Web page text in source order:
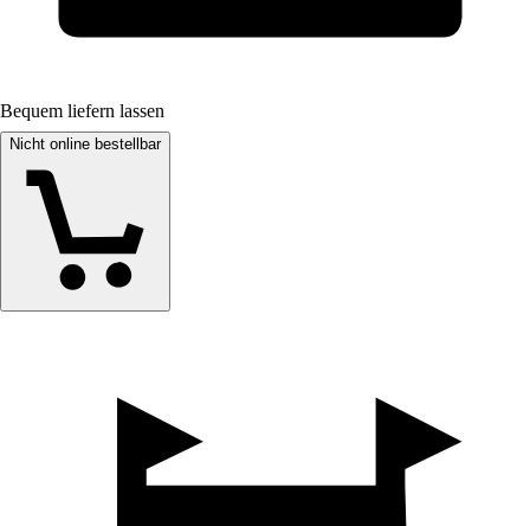
Bequem liefern lassen
Nicht online bestellbar